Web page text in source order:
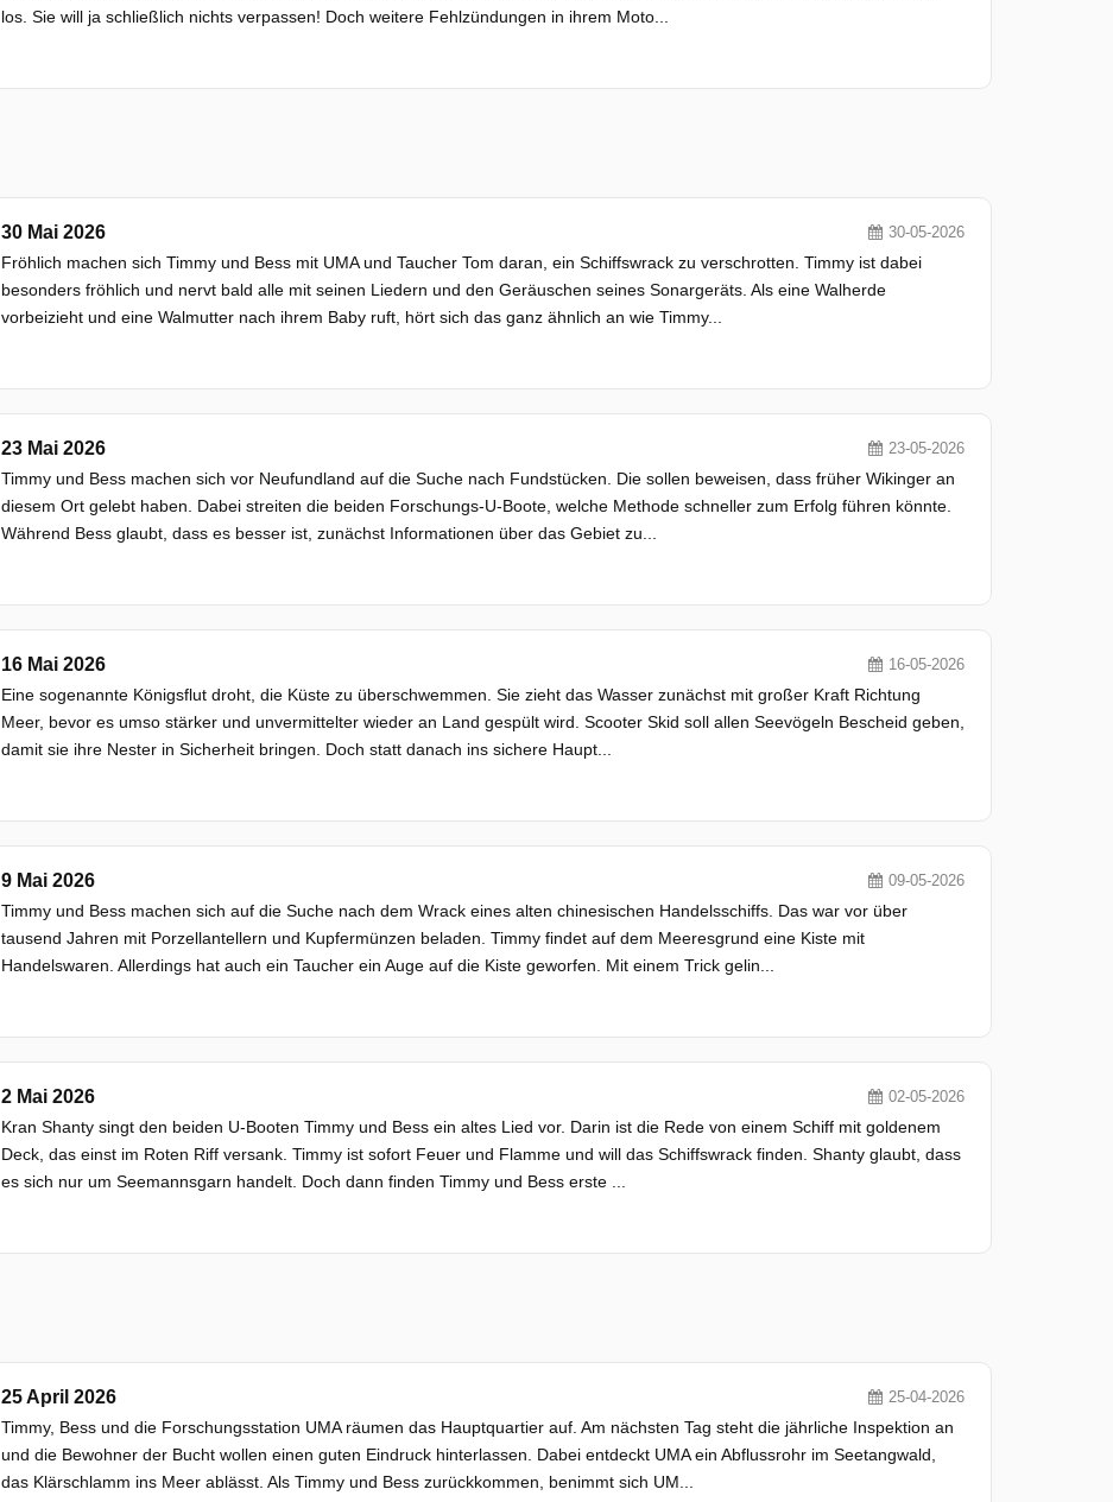
los. Sie will ja schließlich nichts verpassen! Doch weitere Fehlzündungen in ihrem Moto...
30 Mai 2026 30-05-2026
Fröhlich machen sich Timmy und Bess mit UMA und Taucher Tom daran, ein Schiffswrack zu verschrotten. Timmy ist dabei
besonders fröhlich und nervt bald alle mit seinen Liedern und den Geräuschen seines Sonargeräts. Als eine Walherde
vorbeizieht und eine Walmutter nach ihrem Baby ruft, hört sich das ganz ähnlich an wie Timmy...
23 Mai 2026 23-05-2026
Timmy und Bess machen sich vor Neufundland auf die Suche nach Fundstücken. Die sollen beweisen, dass früher Wikinger an
diesem Ort gelebt haben. Dabei streiten die beiden Forschungs-U-Boote, welche Methode schneller zum Erfolg führen könnte.
Während Bess glaubt, dass es besser ist, zunächst Informationen über das Gebiet zu...
16 Mai 2026 16-05-2026
Eine sogenannte Königsflut droht, die Küste zu überschwemmen. Sie zieht das Wasser zunächst mit großer Kraft Richtung
Meer, bevor es umso stärker und unvermittelter wieder an Land gespült wird. Scooter Skid soll allen Seevögeln Bescheid geben,
damit sie ihre Nester in Sicherheit bringen. Doch statt danach ins sichere Haupt...
9 Mai 2026 09-05-2026
Timmy und Bess machen sich auf die Suche nach dem Wrack eines alten chinesischen Handelsschiffs. Das war vor über
tausend Jahren mit Porzellantellern und Kupfermünzen beladen. Timmy findet auf dem Meeresgrund eine Kiste mit
Handelswaren. Allerdings hat auch ein Taucher ein Auge auf die Kiste geworfen. Mit einem Trick gelin...
2 Mai 2026 02-05-2026
Kran Shanty singt den beiden U-Booten Timmy und Bess ein altes Lied vor. Darin ist die Rede von einem Schiff mit goldenem
Deck, das einst im Roten Riff versank. Timmy ist sofort Feuer und Flamme und will das Schiffswrack finden. Shanty glaubt, dass
es sich nur um Seemannsgarn handelt. Doch dann finden Timmy und Bess erste ...
25 April 2026 25-04-2026
Timmy, Bess und die Forschungsstation UMA räumen das Hauptquartier auf. Am nächsten Tag steht die jährliche Inspektion an
und die Bewohner der Bucht wollen einen guten Eindruck hinterlassen. Dabei entdeckt UMA ein Abflussrohr im Seetangwald,
das Klärschlamm ins Meer ablässt. Als Timmy und Bess zurückkommen, benimmt sich UM...